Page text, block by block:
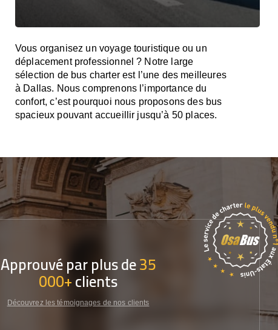
Vous organisez un voyage touristique ou un
déplacement professionnel ? Notre large
sélection de bus charter est l’une des meilleures
à Dallas. Nous comprenons l’importance du
confort, c’est pourquoi nous proposons des bus
spacieux pouvant accueillir jusqu’à 50 places.
Approuvé par plus de35
000+clients
Découvrez les témoignages de nos clients